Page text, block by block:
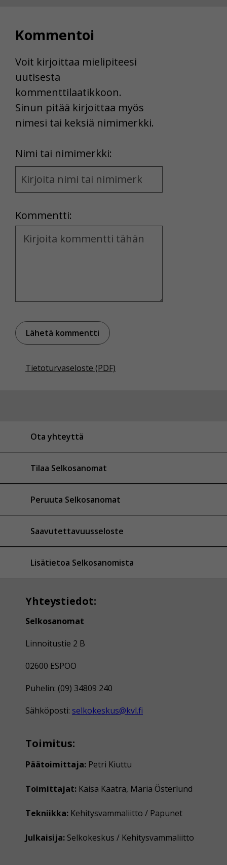
Kommentoi
Voit kirjoittaa mielipiteesi
uutisesta
kommenttilaatikkoon.
Sinun pitää kirjoittaa myös
nimesi tai keksiä nimimerkki.
Nimi tai nimimerkki:
Name
and
Kommentti:
Kommentti
Tietoturvaseloste (PDF)
Ota yhteyttä
Tilaa Selkosanomat
Peruuta Selkosanomat
Saavutettavuusseloste
Lisätietoa Selkosanomista
Yhteystiedot:
Selkosanomat
Linnoitustie 2 B
02600 ESPOO
Puhelin: (09) 34809 240
Sähköposti: selkokeskus@kvl.fi
Toimitus:
Päätoimittaja: Petri Kiuttu
Toimittajat: Kaisa Kaatra, Maria Österlund
Tekniikka: Kehitysvammaliitto / Papunet
Julkaisija: Selkokeskus / Kehitysvammaliitto